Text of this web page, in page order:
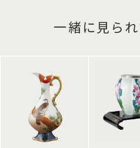
一緒に見ら